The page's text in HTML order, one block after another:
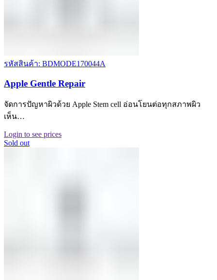
รหัสสินค้า: BDMODE170044A
Apple Gentle Repair
จัดการปัญหาผิวด้วย Apple Stem cell อ่อนโยนต่อทุกสภาพผิว
เห็น…
Login to see prices
Sold out